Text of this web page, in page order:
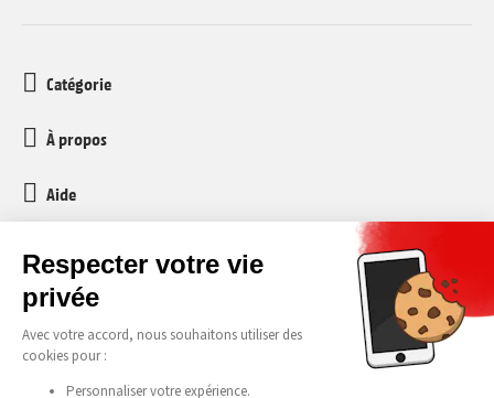
Catégorie
À propos
Aide
Service client
media-markt-refurbished@recommerce.com
Lundi-Vendredi 08:00-17:00